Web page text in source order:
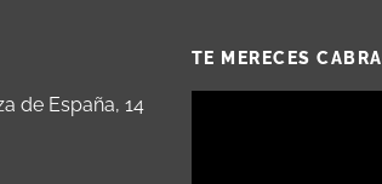
de España, 14
TE MERECES CABRA